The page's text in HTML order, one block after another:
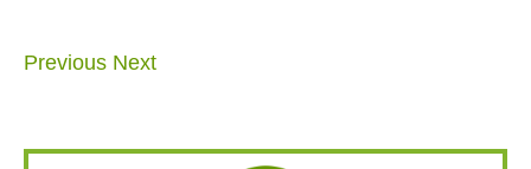
Previous Next